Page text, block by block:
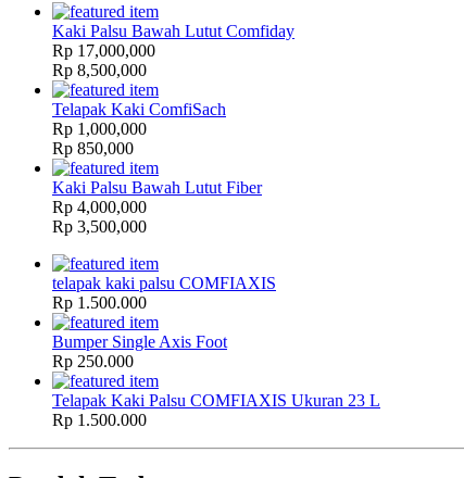
Kaki Palsu Bawah Lutut Comfiday
Rp 17,000,000
Rp 8,500,000
Telapak Kaki ComfiSach
Rp 1,000,000
Rp 850,000
Kaki Palsu Bawah Lutut Fiber
Rp 4,000,000
Rp 3,500,000
telapak kaki palsu COMFIAXIS
Rp 1.500.000
Bumper Single Axis Foot
Rp 250.000
Telapak Kaki Palsu COMFIAXIS Ukuran 23 L
Rp 1.500.000